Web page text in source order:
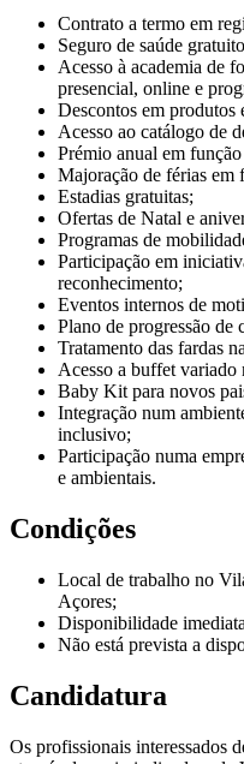
Contrato a termo em
Seguro de saúde
Acesso à academia de
presencial, online e
Descontos em produtos
Acesso ao catálogo de
Prémio anual em
Majoração de férias em
Estadias gratuitas;
Ofertas de Natal e
Programas de
Participação em
reconhecimento;
Eventos internos de
Plano de progressão de
Tratamento das fardas
Acesso a buffet variado
Baby Kit para novos
Integração num
inclusivo;
Participação numa
e ambientais.
Condições
Local de trabalho no
Açores;
Disponibilidade
Não está prevista a
Candidatura
Os profissionais interessados